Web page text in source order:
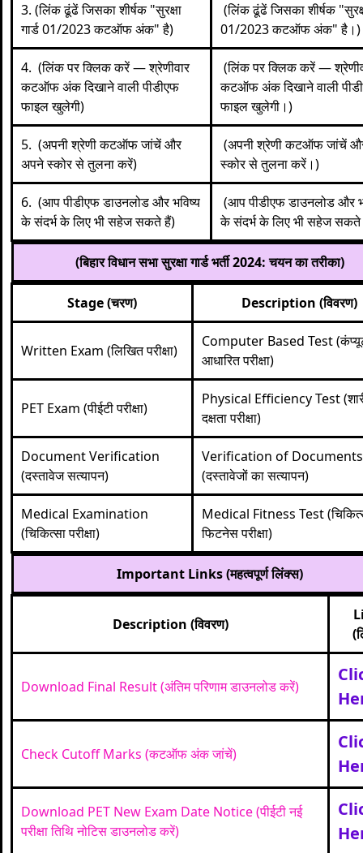
3. (लिंक ढूंढें जिसका शीर्षक "सुरक्षा
गार्ड 01/2023 कटऑफ अंक" है)
(लिंक ढूंढें जिसका शीर्षक
01/2023 कटऑफ अंक" है।)
4. (लिंक पर क्लिक करें — श्रेणीवार
कटऑफ अंक दिखाने वाली पीडीएफ
फाइल खुलेगी)
(लिंक पर क्लिक करें —
कटऑफ अंक दिखाने वाली
फाइल खुलेगी।)
5. (अपनी श्रेणी कटऑफ जांचें और
अपने स्कोर से तुलना करें)
(अपनी श्रेणी कटऑफ जांचें
स्कोर से तुलना करें।)
6. (आप पीडीएफ डाउनलोड और भविष्य
के संदर्भ के लिए भी सहेज सकते हैं)
(आप पीडीएफ डाउनलोड और
के संदर्भ के लिए भी सहेज
(बिहार विधान सभा सुरक्षा गार्ड भर्ती 2024: चयन का तरीका)
Stage (चरण) Description (विवरण)
Written Exam (लिखित परीक्षा)
Computer Based Test
आधारित परीक्षा)
PET Exam (पीईटी परीक्षा)
Physical Efficiency Test
दक्षता परीक्षा)
Document Verification
(दस्तावेज सत्यापन)
Verification of Documents
(दस्तावेजों का सत्यापन)
Medical Examination
(चिकित्सा परीक्षा)
Medical Fitness Test
फिटनेस परीक्षा)
Important Links (महत्वपूर्ण लिंक्स)
Description (विवरण)
Download Final Result (अंतिम परिणाम डाउनलोड करें)
Check Cutoff Marks (कटऑफ अंक जांचें)
Download PET New Exam Date Notice (पीईटी नई
परीक्षा तिथि नोटिस डाउनलोड करें)